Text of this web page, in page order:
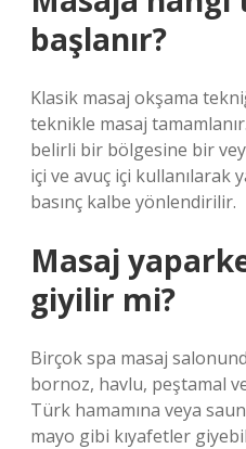
başlanır?
Klasik masaj okşama
teknikle masaj
belirli bir bölgesine bir
içi ve avuç içi kullanılarak
basınç kalbe yönlendirilir.
Masaj
giyilir mi?
Birçok spa masaj
bornoz, havlu, peştamal
Türk hamamına veya
mayo gibi kıyafetler